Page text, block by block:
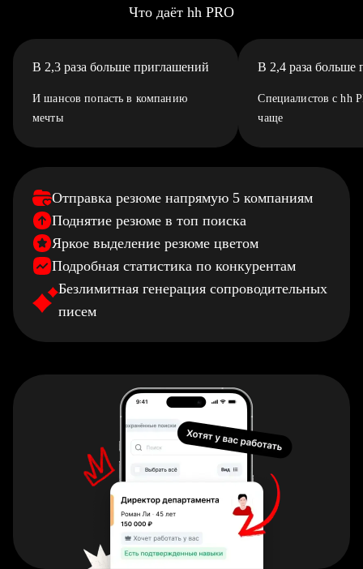
Что даёт hh PRO
В 2,3 раза больше приглашений
И шансов попасть в компанию
мечты
В 2,4 раза больше
Специалистов с hh
чаще
Отправка резюме напрямую 5 компаниям
Поднятие резюме в топ поиска
Яркое выделение резюме цветом
Подробная статистика по конкурентам
Безлимитная генерация сопроводительных
писем